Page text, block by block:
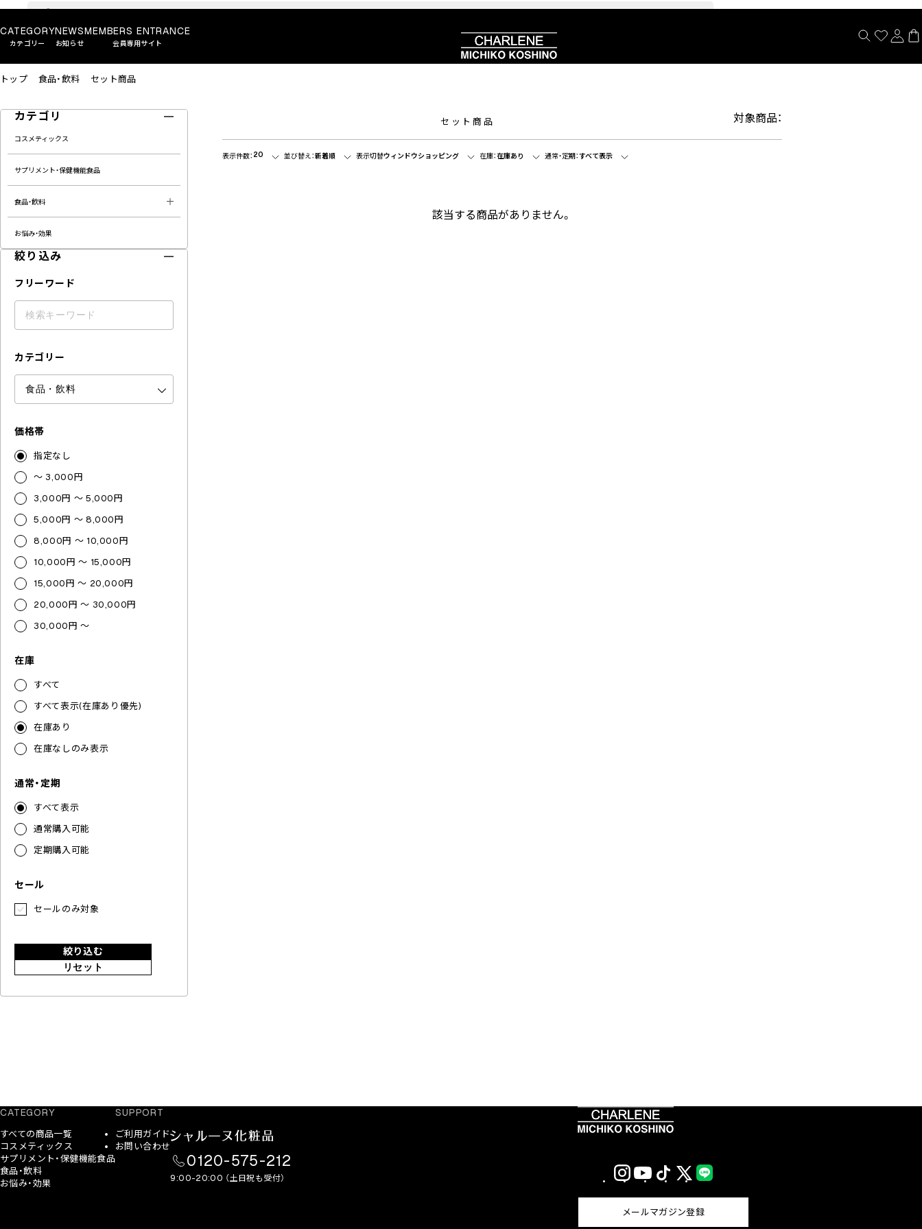
CATEGORY
カテゴリー
NEWS
お知らせ
MEMBERS ENTRANCE
会員専用サイト
トップ 食品・飲料 セット商品
カテゴリ
コスメティックス
サプリメント・保健機能食品
食品・飲料
お悩み・効果
絞り込み
フリーワード
カテゴリー
価格帯
指定なし
～ 3,000円
3,000円 ～ 5,000円
5,000円 ～ 8,000円
8,000円 ～ 10,000円
10,000円 ～ 15,000円
15,000円 ～ 20,000円
20,000円 ～ 30,000円
30,000円 ～
在庫
すべて
すべて表示(在庫あり優先)
在庫あり
在庫なしのみ表示
通常・定期
すべて表示
通常購入可能
定期購入可能
セール
セールのみ対象
絞り込む
リセット
セット商品 対象商品：
表示件数： 20 並び替え：新着順 表示切替ウィンドウショッピング 在庫：在庫あり 通常・定期：すべて表示
該当する商品がありません。
CATEGORY
すべての商品一覧
コスメティックス
サプリメント・保健機能食品
食品・飲料
お悩み・効果
SUPPORT
ご利用ガイド
お問い合わせ
0120-575-212
9:00-20:00 （土日祝も受付）
InstagramYouTubeTikTok X
(Twitter)
メールマガジン登録